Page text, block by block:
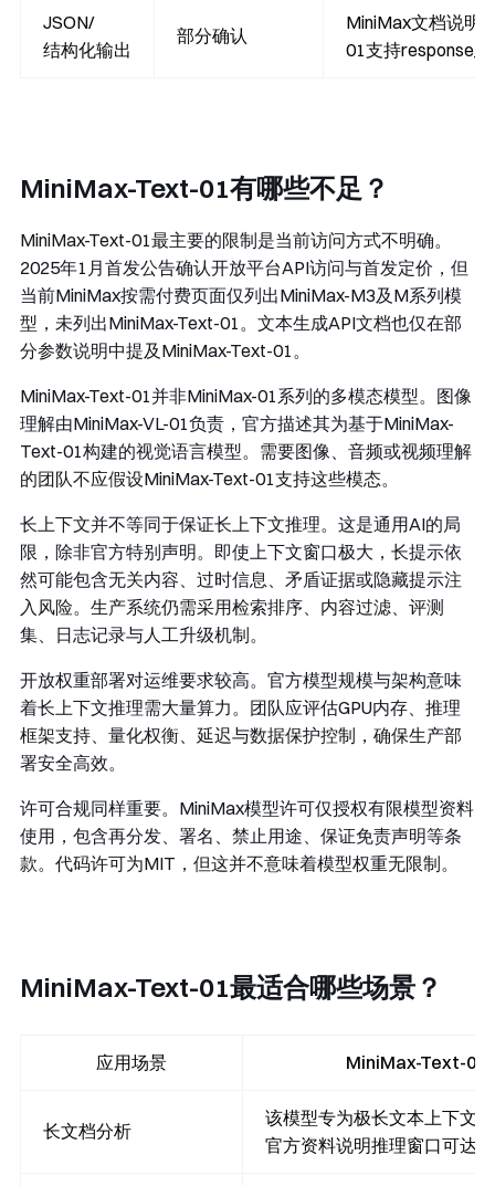
JSON/
结构化输出
部分确认
MiniMax文档说明
01支持
MiniMax-Text-01有哪些不足？
MiniMax-Text-01最主要的限制是当前访问方式不明确。
2025年1月首发公告确认开放平台API访问与首发定价，但
当前MiniMax按需付费页面仅列出MiniMax-M3及M系列模
型，未列出MiniMax-Text-01。文本生成API文档也仅在部
分参数说明中提及MiniMax-Text-01。
MiniMax-Text-01并非MiniMax-01系列的多模态模型。图像
理解由MiniMax-VL-01负责，官方描述其为基于MiniMax-
Text-01构建的视觉语言模型。需要图像、音频或视频理解
的团队不应假设MiniMax-Text-01支持这些模态。
长上下文并不等同于保证长上下文推理。这是通用AI的局
限，除非官方特别声明。即使上下文窗口极大，长提示依
然可能包含无关内容、过时信息、矛盾证据或隐藏提示注
入风险。生产系统仍需采用检索排序、内容过滤、评测
集、日志记录与人工升级机制。
开放权重部署对运维要求较高。官方模型规模与架构意味
着长上下文推理需大量算力。团队应评估GPU内存、推理
框架支持、量化权衡、延迟与数据保护控制，确保生产部
署安全高效。
许可合规同样重要。MiniMax模型许可仅授权有限模型资料
使用，包含再分发、署名、禁止用途、保证免责声明等条
款。代码许可为MIT，但这并不意味着模型权重无限制。
MiniMax-Text-01最适合哪些场景？
应用场景 MiniMax-Text-01
长文档分析
该模型专为极长文本上下文
官方资料说明推理窗口可达